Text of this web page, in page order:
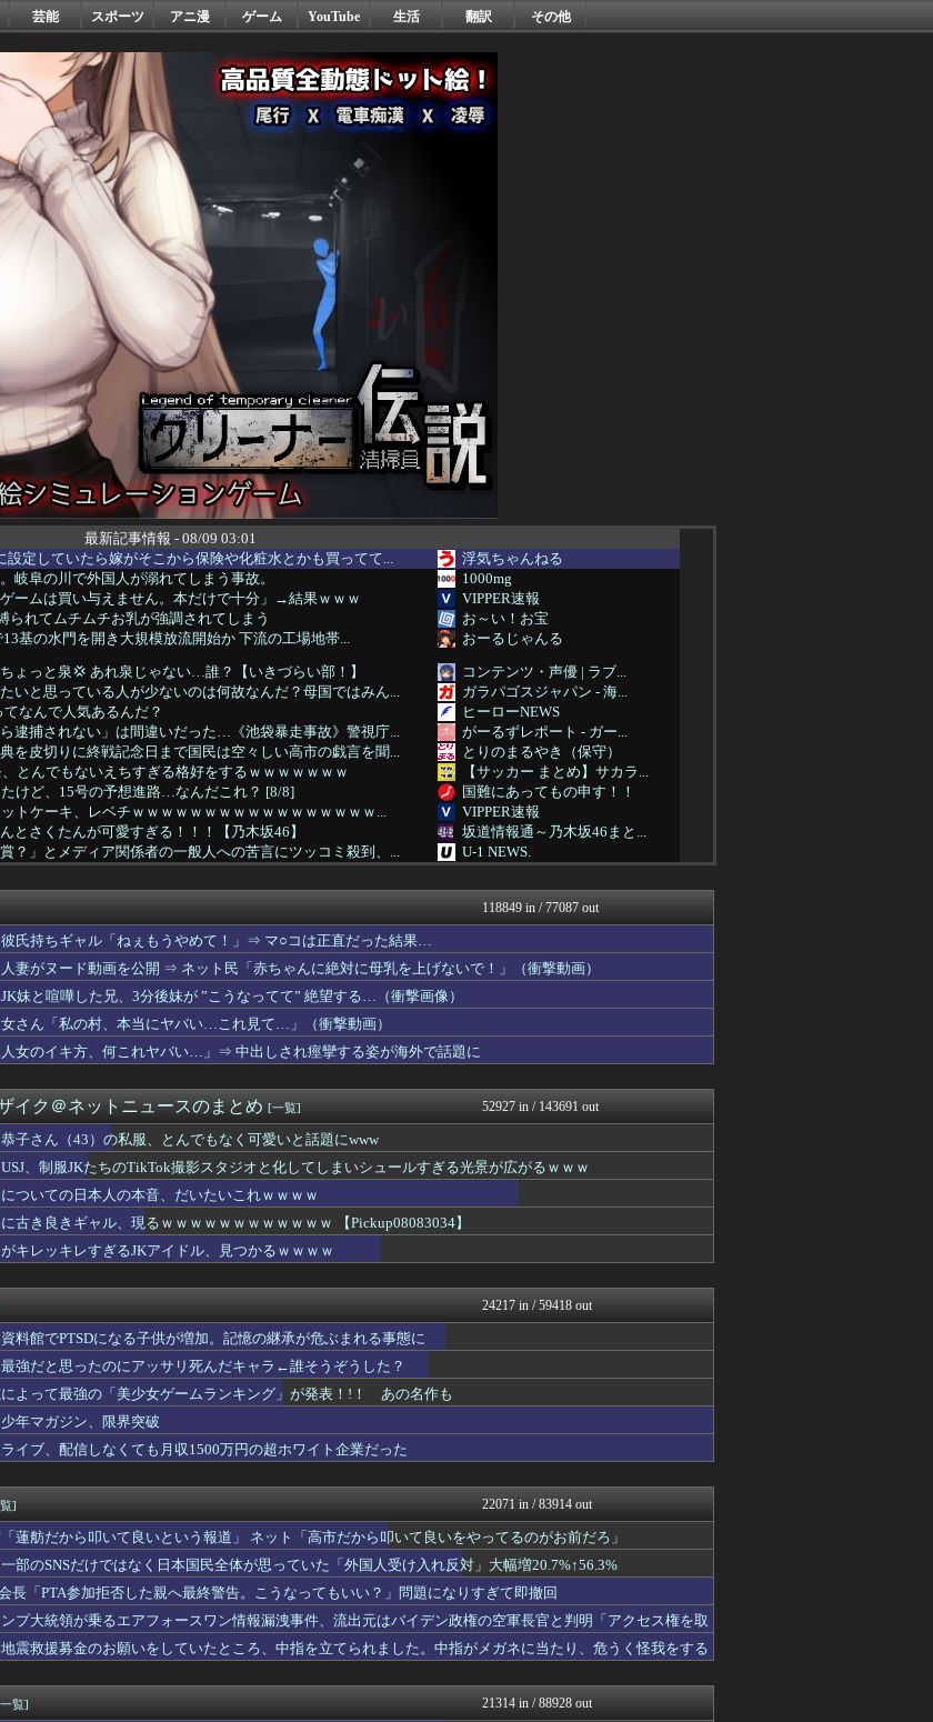
芸能 スポーツ アニ漫 ゲーム YouTube 生活 翻訳 その他
最新記事情報 - 08/09 03:01
設定していたら嫁がそこから保険や化粧水とかも買ってて...
浮気ちゃんねる
岐阜の川で外国人が溺れてしまう事故。
1000mg
ゲームは買い与えません。本だけで十分」→結果ｗｗｗ
VIPPER速報
られてムチムチお乳が強調されてしまう
お～い！お宝
13基の水門を開き大規模放流開始か 下流の工場地帯...
おーるじゃんる
ょっと泉💢 あれ泉じゃない…誰？【いきづらい部！】
コンテンツ・声優 | ラブ...
いと思っている人が少ないのは何故なんだ？母国ではみん...
ガラパゴスジャパン - 海...
てなんで人気あるんだ？
ヒーローNEWS
ら逮捕されない」は間違いだった…《池袋暴走事故》警視庁...
がーるずレポート - ガー...
を皮切りに終戦記念日まで国民は空々しい高市の戯言を聞...
とりのまるやき（保守）
、とんでもないえちすぎる格好をするｗｗｗｗｗｗｗ
【サッカー まとめ】サカラ...
けど、15号の予想進路…なんだこれ？ [8/8]
国難にあってもの申す！！
ットケーキ、レベチｗｗｗｗｗｗｗｗｗｗｗｗｗｗｗｗｗ...
VIPPER速報
とさくたんが可愛すぎる！！！【乃木坂46】
坂道情報通～乃木坂46まと...
？」とメディア関係者の一般人への苦言にツッコミ殺到、...
U-1 NEWS.
きた。おっさんにしろ
あらまめ2ch
くて」「床に寝込んでしまった」女子トイレに侵入した疑...
ラビット速報
対派の若者を論破しスタジオ完全沈黙！ネット賛否の本質
婚したんだろ」ケニア人男性と結婚した日本人女性（31...
がーるずレポート - ガー...
クじゃない！」とか言ってる奴って『GTA6』やりたく...
げぇ速
もらってきたらｗｗｗｗｗｗｗｗｗｗｗｗwwww
はやじきたが霞むレベルでパロディネタ満載。演出面白い...
スロ板-RUSH
堀大輔さん、誹謗中傷コメントが1万件を越えて号泣して...
フィルダースチョイス
られるwww
まとめCUP
白い」←お前らこのアニメどう思ってんの？
NEWSまとめもりー｜2c...
ママになった理由ｗｗｗｗｗ
ゴールデンタイムズ
で胸元ユルユル胸チラ
ッ」と言われたお父さん、グレる・・・
スコールちゃんねる｜２ちゃ...
プと繋がりのある石油会社が怪しい動き？（海外の反応）
世界はグーチョキパー
ツェリードニヒさん、4亡
回続投』に賛否。新井監督「それは決めていた」【監...
広島東洋カープまとめブログ...
た総理大臣、ワースト１位が同点でこの人ｗｗｗｗｗｗ
あじあニュースちゃんねる
を煽るwｗｗｗｗｗｗｗｗｗｗｗｗｗｗｗ
があって友人が食ったら、友人ところのジジイが買ったた...
子育てちゃんねる
とｗｗｗｗｗｗｗｗ
カンダタ速報
のチームに2人以上日本人がスタメンとるようになったら...
紙ｗｗｗｗｗｗｗｗｗｗｗｗｗｗｗｗｗｗｗ
watch＠２ちゃんねる
サニー号の廊下ですれ違うときにガチで気まずそうｗｗｗ...
が相次いで倒産も急増してしまう……
したハードと言えば
mutyunのゲーム+αブ...
TOP10公開、4位に謎の選手が？
バスケまとめ・COM
界突破www
念オッパイ』を褒める時の模範解答
まにゅそく 2chまとめニ...
お乳 ◯リンクラフィルターで巨乳に見えていただけ【...
コンテンツ・声優 | ラブ...
本地震寄付金が賛否両論か……
ゲーム実況者速報＠YouT...
の私服、とんでもなく可愛いと話題にwww
アルファルファモザイク＠ネ...
児が車にひかれ意識不明 軽自動車が反対車線へはみ出し...
常識的に考えた
にアニメ化してしまう
竜速（りゅうそく）
感を知りたい
あらまめ2ch
わび 「被爆とは？発信する97歳 「平和になったよ」...
黒マッチョニュース
たまたまたまた逮捕wwwwwwwwwwwwwww
キニ速
えず登れ」登山家「沢を見つけて下山しろ」←これ結局ど...
ネラーボイス
た結果ブタ箱送りになってしまう…
マジキチ速報
118849 in / 77087 out
氏持ちギャル「ねぇもうやめて！」⇒ マ○コは正直だった結果…
人妻がヌード動画を公開 ⇒ ネット民「赤ちゃんに絶対に母乳を上げないで！」（衝撃動画）
JK妹と喧嘩した兄、3分後妹が ”こうなってて” 絶望する…（衝撃画像）
女さん「私の村、本当にヤバい…これ見て…」（衝撃動画）
女のイキ方、何これヤバい…」⇒ 中出しされ痙攣する姿が海外で話題に
イク＠ネットニュースのまとめ [一覧] 52927 in / 143691 out
恭子さん（43）の私服、とんでもなく可愛いと話題にwww
USJ、制服JKたちのTikTok撮影スタジオと化してしまいシュールすぎる光景が広がるｗｗｗ
】
についての日本人の本音、だいたいこれｗｗｗｗ
に古き良きギャル、現るｗｗｗｗｗｗｗｗｗｗｗｗ 【Pickup08083034】
がキレッキレすぎるJKアイドル、見つかるｗｗｗｗ
24217 in / 59418 out
資料館でPTSDになる子供が増加。記憶の継承が危ぶまれる事態に
最強だと思ったのにアッサリ死んだキャラ←誰そうぞうした？
によって最強の「美少女ゲームランキング」が発表！!！ あの名作も
少年マガジン、限界突破
ライブ、配信しなくても月収1500万円の超ホワイト企業だった
] 22071 in / 83914 out
「蓮舫だから叩いて良いという報道」 ネット「高市だから叩いて良いをやってるのがお前だろ」
一部のSNSだけではなく日本国民全体が思っていた「外国人受け入れ反対」大幅増20.7%↑56.3%
会長「PTA参加拒否した親へ最終警告。こうなってもいい？」問題になりすぎて即撤回
ンプ大統領が乗るエアフォースワン情報漏洩事件、流出元はバイデン政権の空軍長官と判明「アクセス権を取
震救援募金のお願いをしていたところ、中指を立てられました。中指がメガネに当たり、危うく怪我をする
覧] 21314 in / 88928 out